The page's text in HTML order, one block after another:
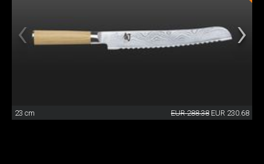
23 cm EUR 288.38 EUR 230.68